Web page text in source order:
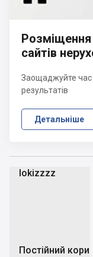
lokizzzz
Постійний
сайтів
Заощаджуйте час
результатів
Детальніше